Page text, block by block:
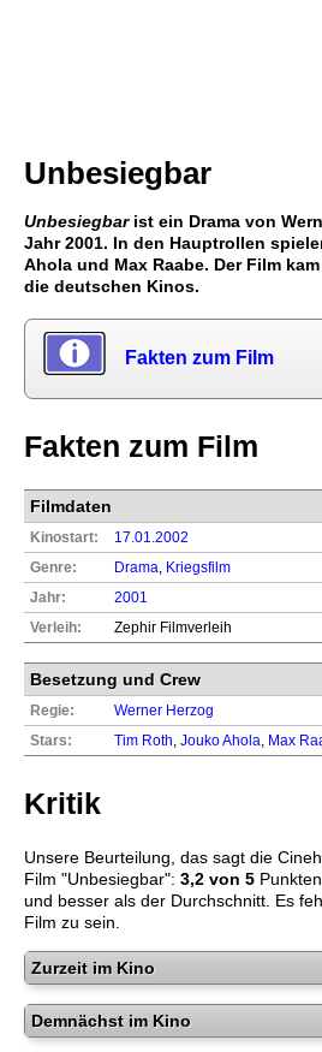
Unbesiegbar
Unbesiegbarist ein Drama von
Jahr 2001. In den Hauptrollen
Ahola und Max Raabe. Der Film
die deutschen Kinos.
Fakten zum Film
Fakten zum Film
Filmdaten
Kinostart:
17.01.2002
Genre:
Drama Kriegsfilm
Jahr:
2001
Verleih:
Zephir Filmverleih
Besetzung und Crew
Regie:
Werner Herzog
Stars:
Tim Roth Jouko Ahola Max
Kritik
Unsere Beurteilung, das sagt die
Film "Unbesiegbar": 3,2 von 5
und besser als der Durchschnitt. Es
Film zu sein.
Zurzeit im Kino
Demnächst im Kino